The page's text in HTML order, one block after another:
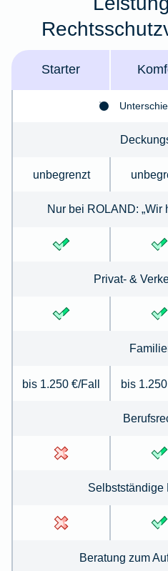
Starter
unbegrenzt
Nur bei ROLAND: „Wir
Privat- &
bis 1.250 €/Fall bis
Selbstständige
Beratung zum